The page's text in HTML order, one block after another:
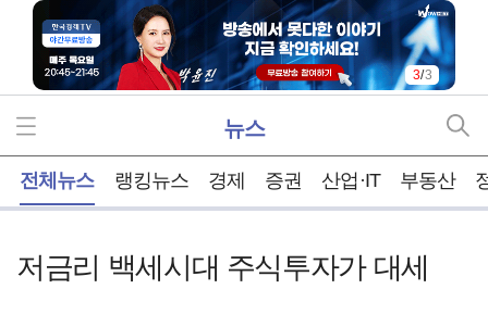
3/3
뉴스
전체뉴스 랭킹뉴스 경제 증권 산업·IT 부동산
저금리 백세시대 주식투자가 대세